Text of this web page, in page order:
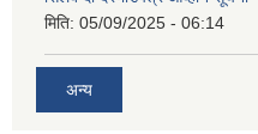
मिति: 05/09/2025 - 06:14
अन्य